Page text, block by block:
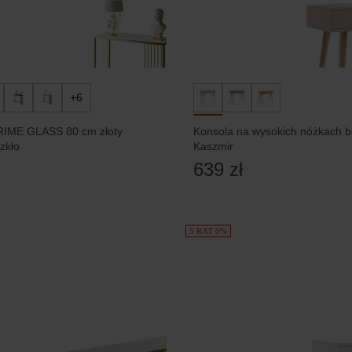
+6
GLASS 80 cm złoty
Konsola na wysokich nóżkach
Kaszmir
639 zł
5 RAT 0%